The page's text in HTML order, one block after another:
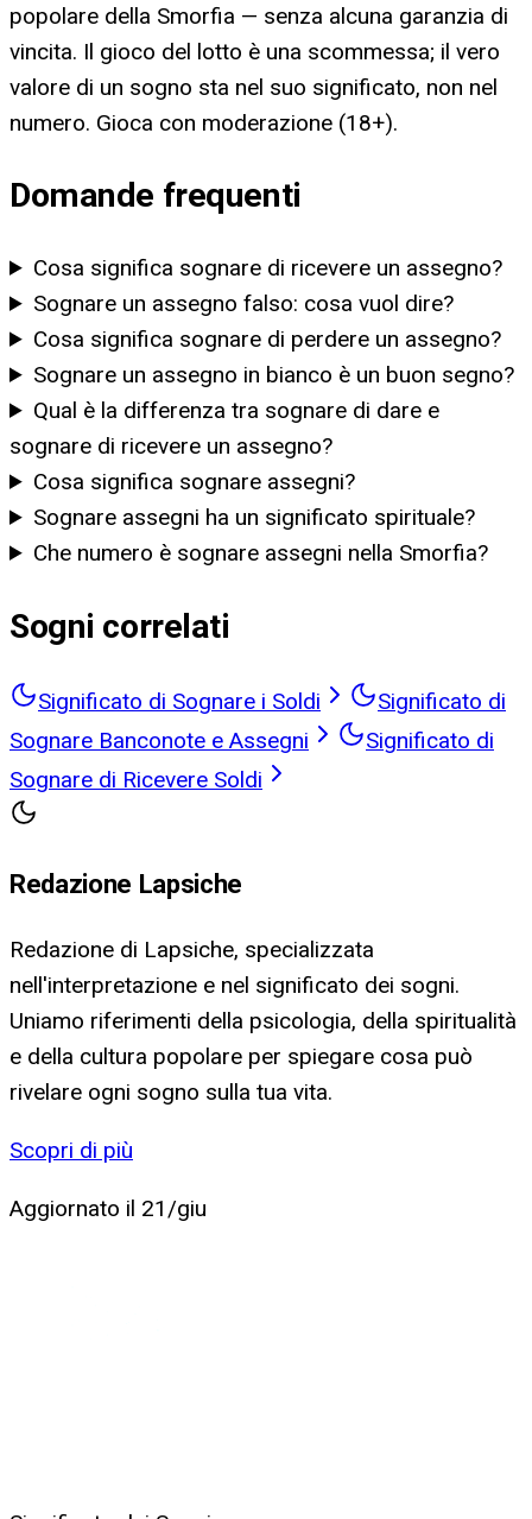
popolare della Smorfia — senza alcuna garanzia di
vincita. Il gioco del lotto è una scommessa; il vero
valore di un sogno sta nel suo significato, non nel
numero. Gioca con moderazione (18+).
Domande frequenti
Cosa significa sognare di ricevere un assegno?
Sognare un assegno falso: cosa vuol dire?
Cosa significa sognare di perdere un assegno?
Sognare un assegno in bianco è un buon segno?
Qual è la differenza tra sognare di dare e
sognare di ricevere un assegno?
Cosa significa sognare assegni?
Sognare assegni ha un significato spirituale?
Che numero è sognare assegni nella Smorfia?
Sogni correlati
Significato di Sognare i Soldi
Significato di
Sognare Banconote e Assegni
Significato di
Sognare di Ricevere Soldi
Redazione Lapsiche
Redazione di Lapsiche, specializzata
nell'interpretazione e nel significato dei sogni.
Uniamo riferimenti della psicologia, della spiritualità
e della cultura popolare per spiegare cosa può
rivelare ogni sogno sulla tua vita.
Scopri di più
Aggiornato il 21/giu